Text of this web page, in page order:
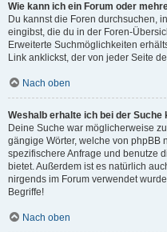
Wie kann ich ein Forum oder
Du kannst die Foren durchsuchen,
eingibst, die du in der Foren-
Erweiterte Suchmöglichkeiten
Link anklickst, der von jeder Seite
Nach oben
Weshalb erhalte ich bei der Suche
Deine Suche war möglicherweise
gängige Wörter, welche von phpBB
spezifischere Anfrage und benutze
bietet. Außerdem ist es natürlich
nirgends im Forum verwendet
Begriffe!
Nach oben